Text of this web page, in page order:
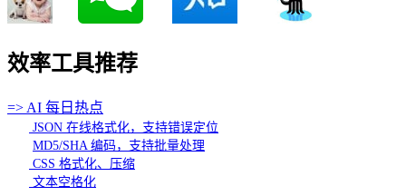
效率工具推荐
=> AI 每日热点
JSON 在线格式化，支持错误定位
MD5/SHA 编码，支持批量处理
CSS 格式化、压缩
文本空格化